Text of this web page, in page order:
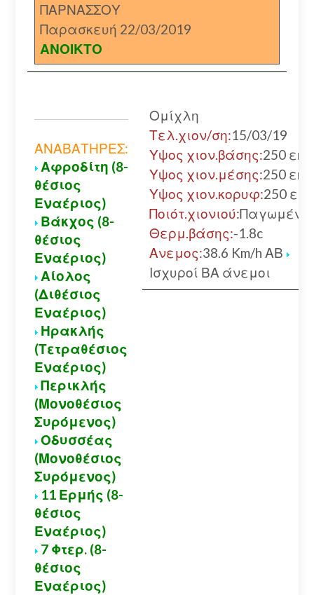
ΠΑΡΝΑΣΣΟΥ
Παρασκευή 22/03/2019
ΑΝΟΙΚΤΟ
ΑΝΑΒΑΤΗΡΕΣ:
Αφροδίτη (8-
θέσιος
Εναέριος)
Βάκχος (8-
θέσιος
Εναέριος)
Αίολος
(Διθέσιος
Εναέριος)
Ηρακλής
(Τετραθέσιος
Εναέριος)
Περικλής
(Μονοθέσιος
Συρόμενος)
Οδυσσέας
(Μονοθέσιος
Συρόμενος)
11 Ερμής (8-
θέσιος
Εναέριος)
7 Φτερ. (8-
θέσιος
Εναέριος)
Ομίχλη
Τελ.χιον/ση:15/03/19
Υψος χιον.βάσης:250 εκ.
Υψος χιον.μέσης:250 εκ.
Υψος χιον.κορυφ:250 εκ.
Ποιότ.χιονιού:Παγωμένο
Θερμ.βάσης:-1.8c
Ανεμος:38.6 Km/h ΑΒ
Ισχυροί ΒΑ άνεμοι